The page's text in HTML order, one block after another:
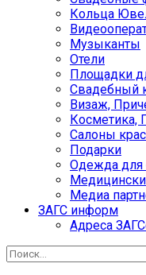
Кольца
Музыканты
Отели
Площадки
Свадебный
Визаж,
Салоны
Подарки
Одежда
Медиа
ЗАГС информ
Адреса